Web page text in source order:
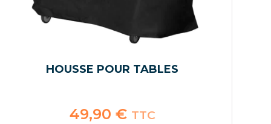
HOUSSE POUR TABLES
49,90 € TTC